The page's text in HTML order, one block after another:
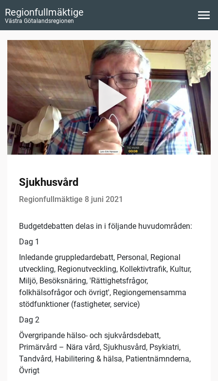
Regionfullmäktige
Västra Götalandsregionen
Sjukhusvård
Regionfullmäktige 8 juni 2021
Budgetdebatten delas in i följande huvudområden:
Dag 1
Inledande gruppledardebatt, Personal, Regional
utveckling, Regionutveckling, Kollektivtrafik, Kultur,
Miljö, Besöksnäring, 'Rättighetsfrågor,
folkhälsofrågor och övrigt', Regiongemensamma
stödfunktioner (fastigheter, service)
Dag 2
Övergripande hälso- och sjukvårdsdebatt,
Primärvård – Nära vård, Sjukhusvård, Psykiatri,
Tandvård, Habilitering & hälsa, Patientnämnderna,
Övrigt